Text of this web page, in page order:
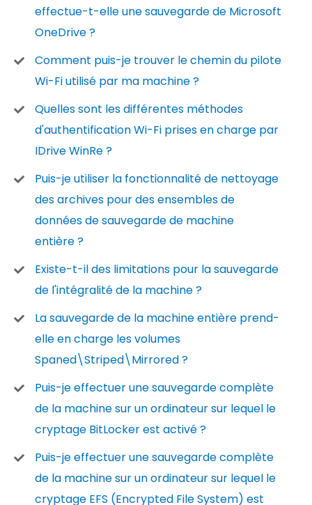
effectue-t-elle une sauvegarde de Microsoft
OneDrive ?
Comment puis-je trouver le chemin du pilote
Wi-Fi utilisé par ma machine ?
Quelles sont les différentes méthodes
d'authentification Wi-Fi prises en charge par
IDrive WinRe ?
Puis-je utiliser la fonctionnalité de nettoyage
des archives pour des ensembles de
données de sauvegarde de machine
entière ?
Existe-t-il des limitations pour la sauvegarde
de l'intégralité de la machine ?
La sauvegarde de la machine entière prend-
elle en charge les volumes
Spaned\Striped\Mirrored ?
Puis-je effectuer une sauvegarde complète
de la machine sur un ordinateur sur lequel le
cryptage BitLocker est activé ?
Puis-je effectuer une sauvegarde complète
de la machine sur un ordinateur sur lequel le
cryptage EFS (Encrypted File System) est